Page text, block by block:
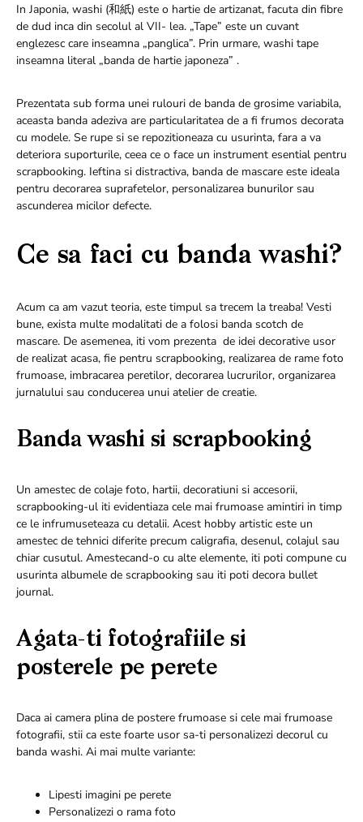
In Japonia, washi (和紙) este o hartie de artizanat, facuta din fibre
de dud inca din secolul al VII- lea. „Tape” este un cuvant
englezesc care inseamna „panglica”. Prin urmare, washi tape
inseamna literal „banda de hartie japoneza” .
Prezentata sub forma unei rulouri de banda de grosime variabila,
aceasta banda adeziva are particularitatea de a fi frumos decorata
cu modele. Se rupe si se repozitioneaza cu usurinta, fara a va
deteriora suporturile, ceea ce o face un instrument esential pentru
scrapbooking. Ieftina si distractiva, banda de mascare este ideala
pentru decorarea suprafetelor, personalizarea bunurilor sau
ascunderea micilor defecte.
Ce sa faci cu banda washi?
Acum ca am vazut teoria, este timpul sa trecem la treaba! Vesti
bune, exista multe modalitati de a folosi banda scotch de
mascare. De asemenea, iti vom prezenta de idei decorative usor
de realizat acasa, fie pentru scrapbooking, realizarea de rame foto
frumoase, imbracarea peretilor, decorarea lucrurilor, organizarea
jurnalului sau conducerea unui atelier de creatie.
Banda washi si scrapbooking
Un amestec de colaje foto, hartii, decoratiuni si accesorii,
scrapbooking-ul iti evidentiaza cele mai frumoase amintiri in timp
ce le infrumuseteaza cu detalii. Acest hobby artistic este un
amestec de tehnici diferite precum caligrafia, desenul, colajul sau
chiar cusutul. Amestecand-o cu alte elemente, iti poti compune cu
usurinta albumele de scrapbooking sau iti poti decora bullet
journal.
Agata-ti fotografiile si
posterele pe perete
Daca ai camera plina de postere frumoase si cele mai frumoase
fotografii, stii ca este foarte usor sa-ti personalizezi decorul cu
banda washi. Ai mai multe variante:
Lipesti imagini pe perete
Personalizezi o rama foto